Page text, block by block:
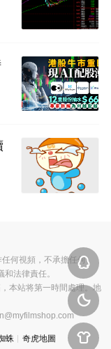



何視頻，不承擔任何
法律責任。
本站将第一時間處理。地
蛛 奇虎地圖